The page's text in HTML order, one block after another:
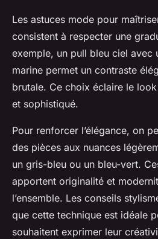
Les astuces mode pour
consistent à respecter une
exemple, un pull bleu ciel avec
marine permet un contraste
brutale. Ce choix éclaire le
et sophistiqué.
Pour renforcer l’élégance, on
des pièces aux nuances
un gris-bleu ou un bleu-vert.
apportent originalité et
l’ensemble. Les conseils
que cette technique est idéale
souhaitent exprimer leur